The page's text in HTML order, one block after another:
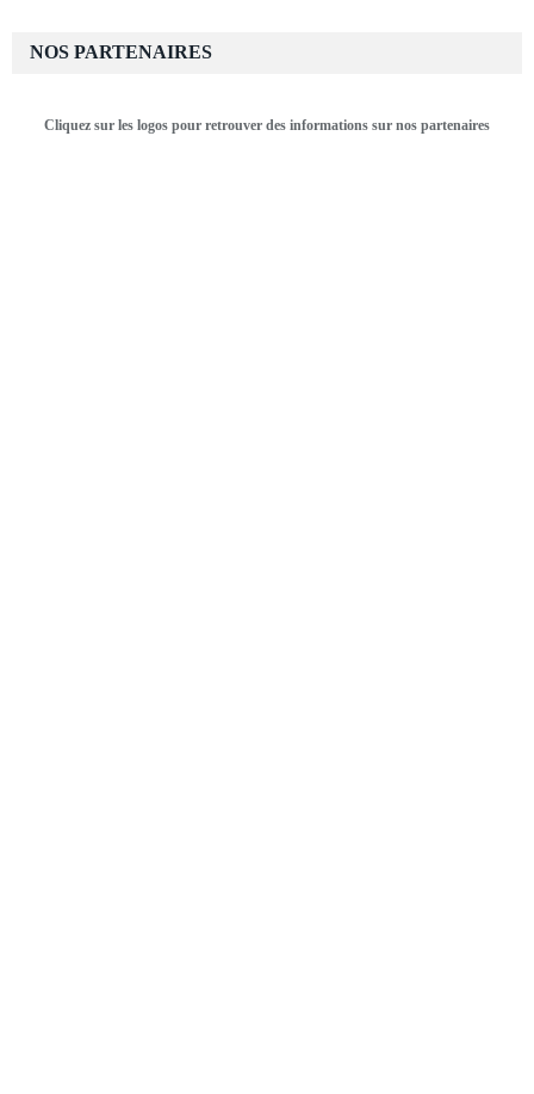
NOS PARTENAIRES
Cliquez sur les logos pour retrouver des informations sur nos partenaires